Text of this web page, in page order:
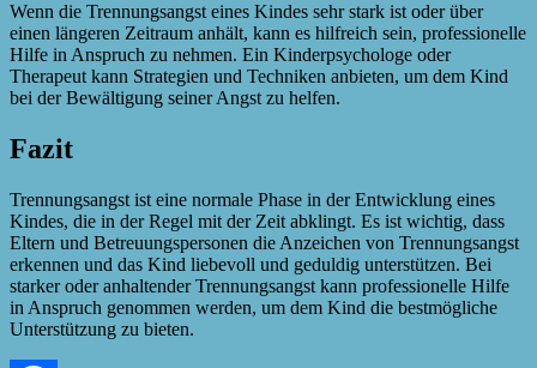
Wenn die Trennungsangst eines Kindes sehr stark ist oder über
einen längeren Zeitraum anhält, kann es hilfreich sein, professionelle
Hilfe in Anspruch zu nehmen. Ein Kinderpsychologe oder
Therapeut kann Strategien und Techniken anbieten, um dem Kind
bei der Bewältigung seiner Angst zu helfen.
Fazit
Trennungsangst ist eine normale Phase in der Entwicklung eines
Kindes, die in der Regel mit der Zeit abklingt. Es ist wichtig, dass
Eltern und Betreuungspersonen die Anzeichen von Trennungsangst
erkennen und das Kind liebevoll und geduldig unterstützen. Bei
starker oder anhaltender Trennungsangst kann professionelle Hilfe
in Anspruch genommen werden, um dem Kind die bestmögliche
Unterstützung zu bieten.